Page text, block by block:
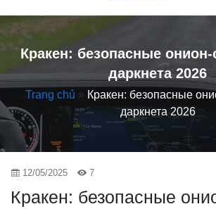
Кракен: безопасные
даркнета 2026
Trang chủ » Кракен: безопасные
даркнета 2026
12/05/2025 7
Кракен: безопасные